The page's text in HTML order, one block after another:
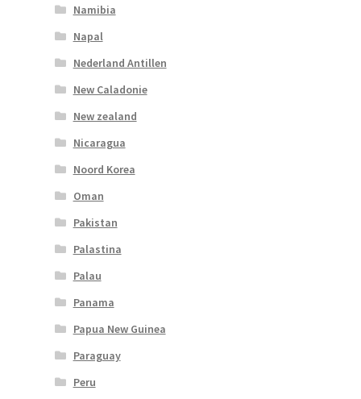
Namibia
Napal
Nederland Antillen
New Caladonie
New zealand
Nicaragua
Noord Korea
Oman
Pakistan
Palastina
Palau
Panama
Papua New Guinea
Paraguay
Peru